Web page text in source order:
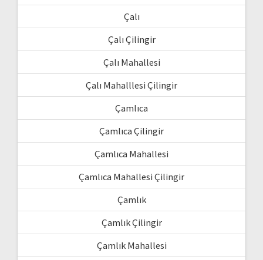
Çalı
Çalı Çilingir
Çalı Mahallesi
Çalı Mahalllesi Çilingir
Çamlıca
Çamlıca Çilingir
Çamlıca Mahallesi
Çamlıca Mahallesi Çilingir
Çamlık
Çamlık Çilingir
Çamlık Mahallesi